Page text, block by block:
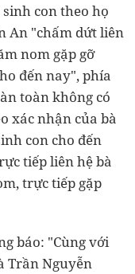
con theo họ
An "chấm dứt liên
nom gặp gỡ
đến nay", phía
toàn không có
xác nhận của bà
con cho đến
tiếp liên hệ bà
trực tiếp gặp
báo: "Cùng với
Trần Nguyễn